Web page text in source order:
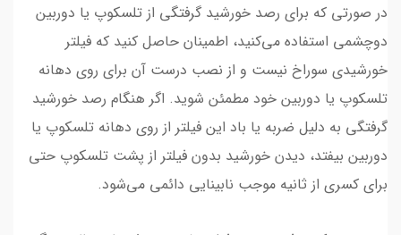
در صورتی که برای رصد خورشید گرفتگی از تلسکوپ یا دوربین
دوچشمی استفاده می‌کنید، اطمینان حاصل کنید که فیلتر
خورشیدی سوراخ نیست و از نصب درست آن برای روی دهانه‌
تلسکوپ یا دوربین خود مطمئن شوید. اگر هنگام رصد خورشید
گرفتگی به دلیل ضربه یا باد این فیلتر از روی دهانه‌ تلسکوپ یا
دوربین بیفتد، دیدن خورشید بدون فیلتر از پشت تلسکوپ حتی
برای کسری از ثانیه موجب نابینایی دائمی می‌شود.